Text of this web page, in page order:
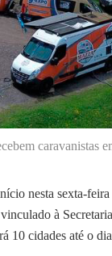
caravanistas
nesta sexta-
à
10 cidades até o